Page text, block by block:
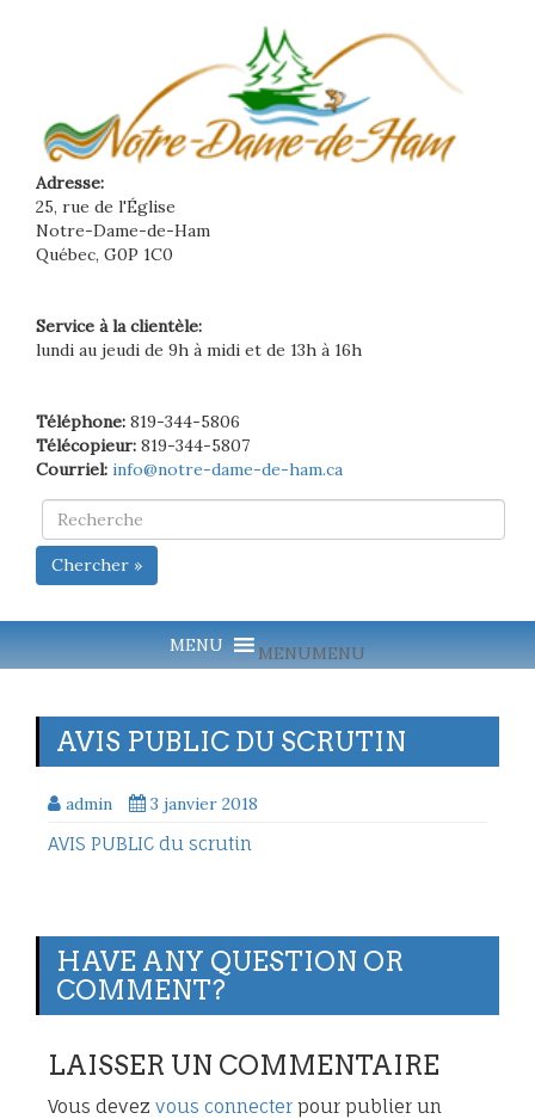
Adresse:
25, rue de l'Église
Notre-Dame-de-Ham
Québec, G0P 1C0
Service à la clientèle:
lundi au jeudi de 9h à midi et de 13h à 16h
Téléphone: 819-344-5806
Télécopieur: 819-344-5807
Courriel: info@notre-dame-de-ham.ca
Chercher »
MENUMENU
AVIS PUBLIC DU SCRUTIN
admin 3 janvier 2018
AVIS PUBLIC du scrutin
HAVE ANY QUESTION OR
COMMENT?
LAISSER UN COMMENTAIRE
Vous devez vous connecter pour publier un